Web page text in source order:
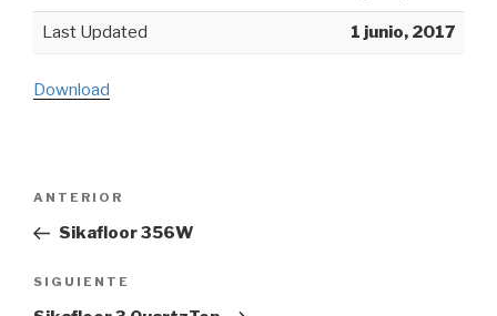
Last Updated 1 junio, 2017
Download
Navegación
Entrada
anterior:
ANTERIOR
Sikafloor 356W
Siguiente
entrada
SIGUIENTE